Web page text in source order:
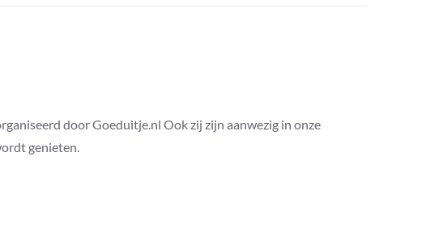
door Goeduitje.nl Ook zij zijn aanwezig in onze
genieten.